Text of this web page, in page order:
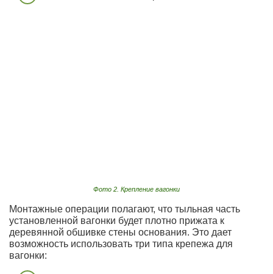
Фото 2. Крепление вагонки
Монтажные операции полагают, что тыльная часть
установленной вагонки будет плотно прижата к
деревянной обшивке стены основания. Это дает
возможность использовать три типа крепежа для
вагонки: